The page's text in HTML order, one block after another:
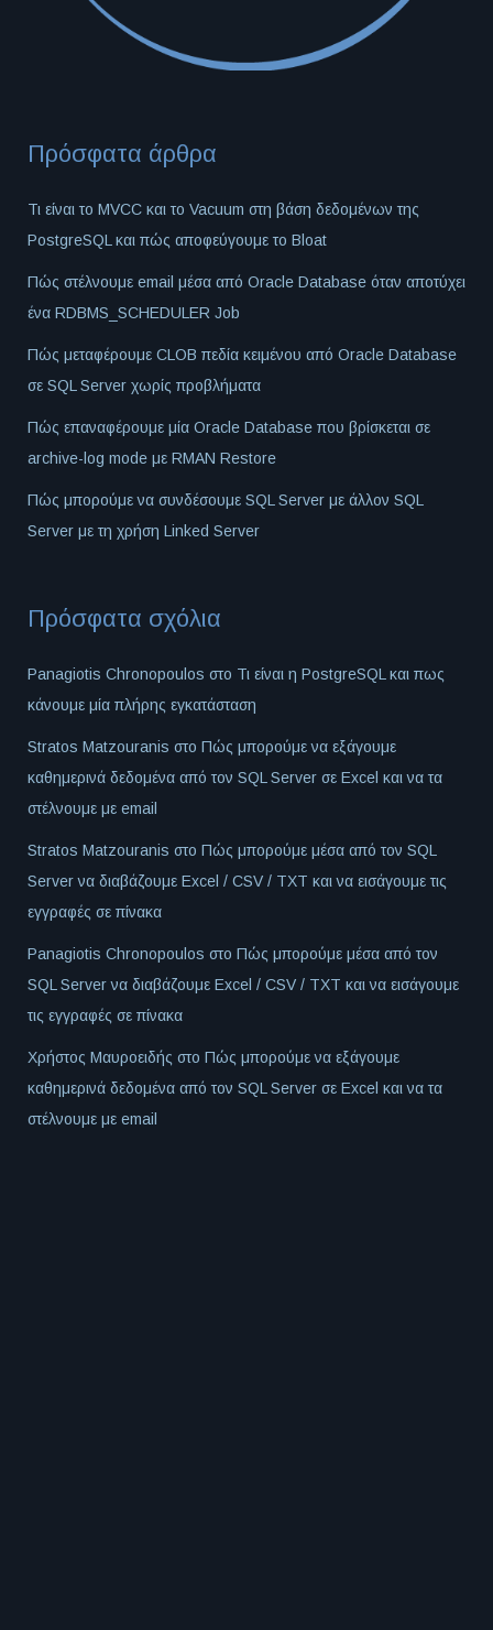
Πρόσφατα άρθρα
Τι είναι το MVCC και το Vacuum στη βάση δεδομένων της
PostgreSQL και πώς αποφεύγουμε το Bloat
Πώς στέλνουμε email μέσα από Oracle Database όταν αποτύχει
ένα RDBMS_SCHEDULER Job
Πώς μεταφέρουμε CLOB πεδία κειμένου από Oracle Database
σε SQL Server χωρίς προβλήματα
Πώς επαναφέρουμε μία Oracle Database που βρίσκεται σε
archive-log mode με RMAN Restore
Πώς μπορούμε να συνδέσουμε SQL Server με άλλον SQL
Server με τη χρήση Linked Server
Πρόσφατα σχόλια
Panagiotis Chronopoulos στο Τι είναι η PostgreSQL και πως
κάνουμε μία πλήρης εγκατάσταση
Stratos Matzouranis στο Πώς μπορούμε να εξάγουμε
καθημερινά δεδομένα από τον SQL Server σε Excel και να τα
στέλνουμε με email
Stratos Matzouranis στο Πώς μπορούμε μέσα από τον SQL
Server να διαβάζουμε Excel / CSV / TXT και να εισάγουμε τις
εγγραφές σε πίνακα
Panagiotis Chronopoulos στο Πώς μπορούμε μέσα από τον
SQL Server να διαβάζουμε Excel / CSV / TXT και να εισάγουμε
τις εγγραφές σε πίνακα
Χρήστος Μαυροειδής στο Πώς μπορούμε να εξάγουμε
καθημερινά δεδομένα από τον SQL Server σε Excel και να τα
στέλνουμε με email